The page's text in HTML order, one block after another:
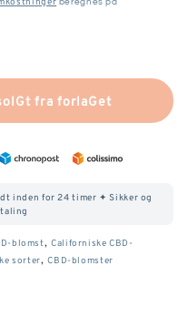
beregnes på
fra forlaGet
inden for 24 timer ✦ Sikker og
blomst,Californiske CBD-
sorter,CBD-blomster